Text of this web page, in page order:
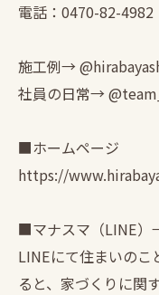
電話：0470-82-4982
施工例→
社員の日常→
■ホームページ
https://
■マナスマ（LINE
LINEにて住まいのこ
ると、家づくりに関